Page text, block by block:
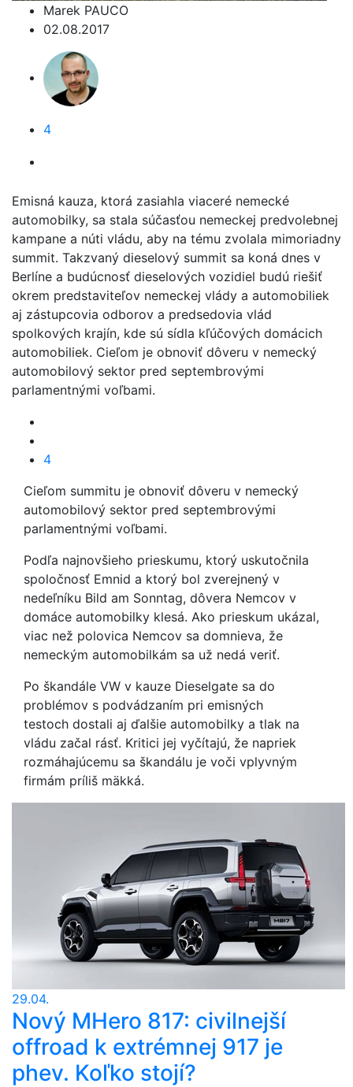
Marek PAUCO
02.08.2017
4
Emisná kauza, ktorá zasiahla viaceré nemecké
automobilky, sa stala súčasťou nemeckej predvolebnej
kampane a núti vládu, aby na tému zvolala mimoriadny
summit. Takzvaný dieselový summit sa koná dnes v
Berlíne a budúcnosť dieselových vozidiel budú riešiť
okrem predstaviteľov nemeckej vlády a automobiliek
aj zástupcovia odborov a predsedovia vlád
spolkových krajín, kde sú sídla kľúčových domácich
automobiliek. Cieľom je obnoviť dôveru v nemecký
automobilový sektor pred septembrovými
parlamentnými voľbami.
4
Cieľom summitu je obnoviť dôveru v nemecký
automobilový sektor pred septembrovými
parlamentnými voľbami.
Podľa najnovšieho prieskumu, ktorý uskutočnila
spoločnosť Emnid a ktorý bol zverejnený v
nedeľníku Bild am Sonntag, dôvera Nemcov v
domáce automobilky klesá. Ako prieskum ukázal,
viac než polovica Nemcov sa domnieva, že
nemeckým automobilkám sa už nedá veriť.
Po škandále VW v kauze Dieselgate sa do
problémov s podvádzaním pri emisných
testoch dostali aj ďalšie automobilky a tlak na
vládu začal rásť. Kritici jej vyčítajú, že napriek
rozmáhajúcemu sa škandálu je voči vplyvným
firmám príliš mäkká.
29.04.
Nový MHero 817: civilnejší
offroad k extrémnej 917 je
phev. Koľko stojí?